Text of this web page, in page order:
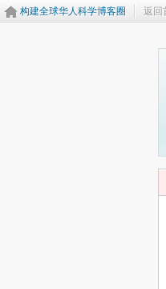
构建全球华人科学博客圈 返回